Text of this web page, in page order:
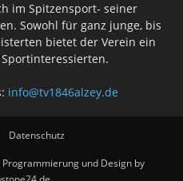
im Spitzensport- seiner
Sowohl für ganz junge, bis
bietet der Verein ein
info@tv1846alzey.de
Datenschutz
und Design by